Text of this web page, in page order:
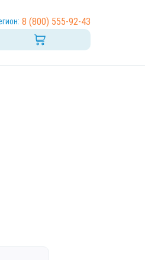
8 (800) 555-92-43